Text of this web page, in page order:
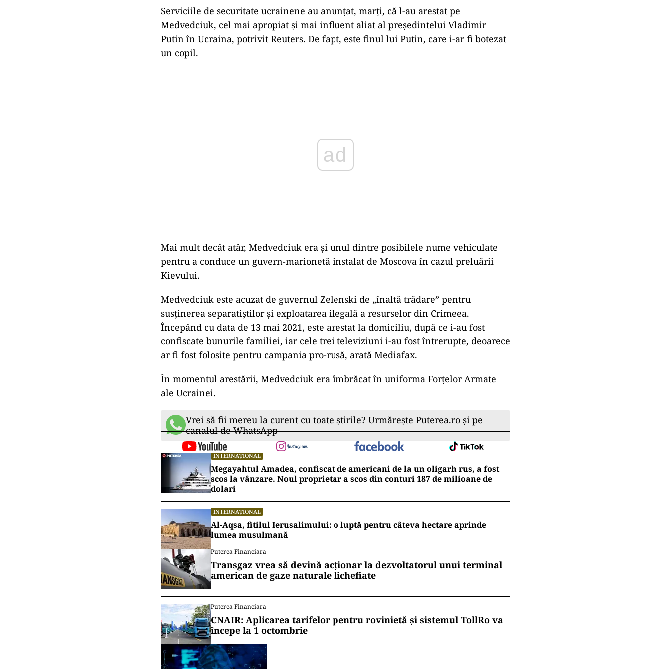
Serviciile de securitate ucrainene au anunțat, marți, că l-au arestat pe
Medvedciuk, cel mai apropiat şi mai influent aliat al preşedintelui Vladimir
Putin în Ucraina, potrivit Reuters. De fapt, este finul lui Putin, care i-ar fi botezat
un copil.
Mai mult decât atâr, Medvedciuk era și unul dintre posibilele nume vehiculate
pentru a conduce un guvern-marionetă instalat de Moscova în cazul preluării
Kievului.
Medvedciuk este acuzat de guvernul Zelenski de „înaltă trădare” pentru
susţinerea separatiştilor şi exploatarea ilegală a resurselor din Crimeea.
Începând cu data de 13 mai 2021, este arestat la domiciliu, după ce i-au fost
confiscate bunurile familiei, iar cele trei televiziuni i-au fost întrerupte, deoarece
ar fi fost folosite pentru campania pro-rusă, arată Mediafax.
În momentul arestării, Medvedciuk era îmbrăcat în uniforma Forțelor Armate
ale Ucrainei.
Vrei să fii mereu la curent cu toate știrile? Urmărește Puterea.ro și pe
canalul de WhatsApp
INTERNAȚIONAL
Megayahtul Amadea, confiscat de americani de la un oligarh rus, a fost
scos la vânzare. Noul proprietar a scos din conturi 187 de milioane de
dolari
INTERNAȚIONAL
Al-Aqsa, fitilul Ierusalimului: o luptă pentru câteva hectare aprinde
lumea musulmană
Puterea Financiara
Transgaz vrea să devină acționar la dezvoltatorul unui terminal
american de gaze naturale lichefiate
Puterea Financiara
CNAIR: Aplicarea tarifelor pentru rovinietă și sistemul TollRo va
începe la 1 octombrie